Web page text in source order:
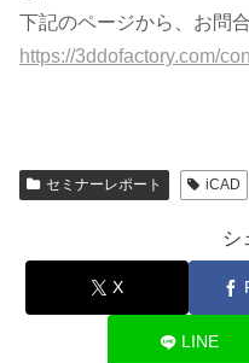
下記のページから、お問
https://3ddofactory.com/
セミナーレポート iCAD
シ
X
LINE